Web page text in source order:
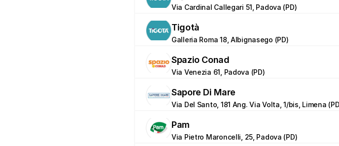
Via Cardinal Callegari 51, Padova (PD)
Tigotà
Galleria Roma 18, Albignasego (PD)
Spazio Conad
Via Venezia 61, Padova (PD)
Sapore Di Mare
Via Del Santo, 181 Ang. Via Volta, 1/bis, Limena
Pam
Via Pietro Maroncelli, 25, Padova (PD)